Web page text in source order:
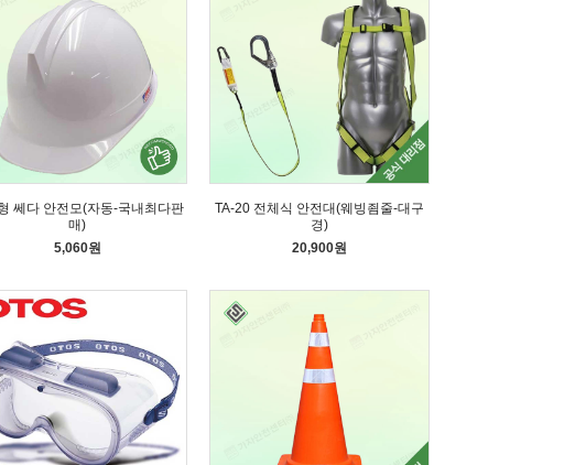
쎄다 안전모(자동-국내최다판
매)
5,060원
TA-20 전체식 안전대(웨빙죔줄-대구
경)
20,900원